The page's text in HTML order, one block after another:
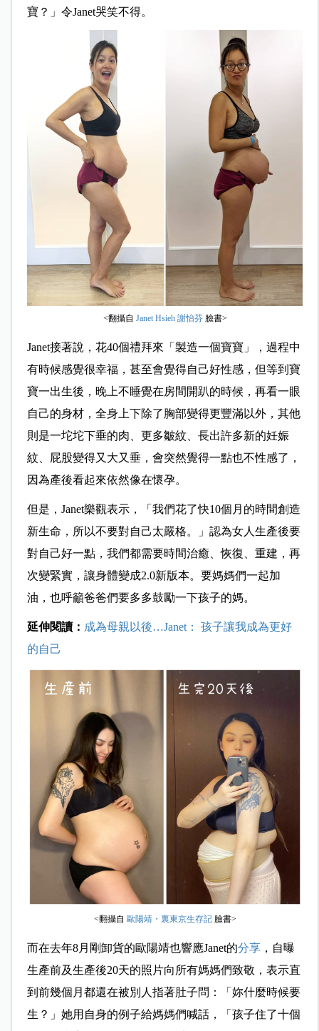
寶？」令Janet哭笑不得。
<翻攝自 Janet Hsieh 謝怡芬臉書>
Janet接著說，花40個禮拜來「製造一個寶寶」，過程中
有時候感覺很幸福，甚至會覺得自己好性感，但等到寶
寶一出生後，晚上不睡覺在房間開趴的時候，再看一眼
自己的身材，全身上下除了胸部變得更豐滿以外，其他
則是一坨坨下垂的肉、更多皺紋、長出許多新的妊娠
紋、屁股變得又大又垂，會突然覺得一點也不性感了，
因為產後看起來依然像在懷孕。
但是，Janet樂觀表示，「我們花了快10個月的時間創造
新生命，所以不要對自己太嚴格。」認為女人生產後要
對自己好一點，我們都需要時間治癒、恢復、重建，再
次變緊實，讓身體變成2.0新版本。要媽媽們一起加
油，也呼籲爸爸們要多多鼓勵一下孩子的媽。
延伸閱讀： 成為母親以後…Janet： 孩子讓我成為更好
的自己
<翻攝自 歐陽靖・裏東京生存記臉書>
而在去年8月剛卸貨的歐陽靖也響應Janet的分享，自曝
生產前及生產後20天的照片向所有媽媽們致敬，表示直
到前幾個月都還在被別人指著肚子問：「妳什麼時候要
生？」她用自身的例子給媽媽們喊話，「孩子住了十個